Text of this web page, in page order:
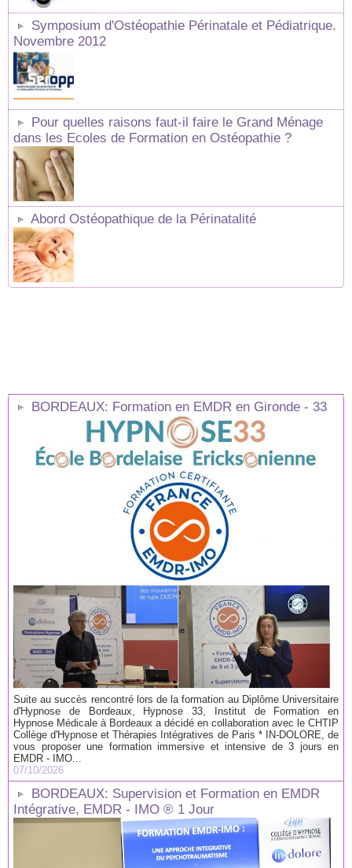
Symposium d'Ostéopathie Périnatale et Pédiatrique.
Novembre 2012
Pour quelles raisons faut-il faire le Grand Ménage
dans les Ecoles de Formation en Ostéopathie ?
Abord Ostéopathique de la Périnatalité
BORDEAUX: Formation en EMDR en Gironde - 33
Suite au succès rencontré lors de la formation au Diplôme Universitaire
d'Hypnose de Bordeaux, Hypnose 33, Institut de Formation en
Hypnose Médicale à Bordeaux a décidé en collaboration avec le CHTIP
Collège d'Hypnose et Thérapies Intégratives de Paris * IN-DOLORE, de
vous proposer une formation immersive et intensive de 3 jours en
EMDR - IMO...
07/10/2026
BORDEAUX: Supervision et Formation en EMDR
Intégrative, EMDR - IMO ® 1 Jour